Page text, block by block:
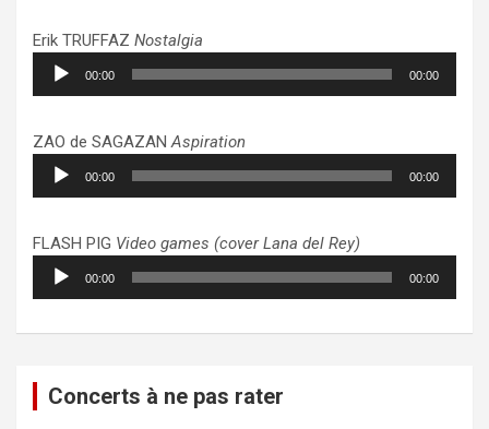
Erik TRUFFAZ Nostalgia
Lecteur
audio
00:00 00:00
ZAO de SAGAZANAspiration
Lecteur
audio
00:00 00:00
FLASH PIG Video games (cover Lana del Rey)
Lecteur
audio
00:00 00:00
Concerts à ne pas rater